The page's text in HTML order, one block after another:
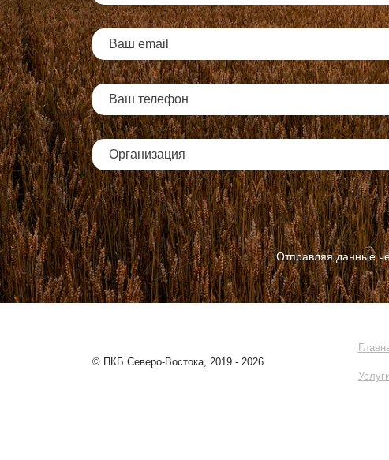
Отправляя данные
© ПКБ Северо-Востока, 2019 - 2026